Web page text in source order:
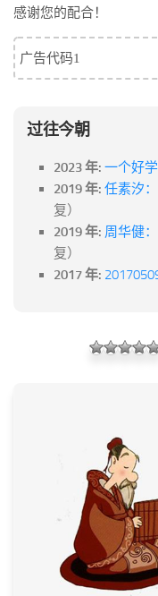
感谢您的配合！
广告代码1
过往今朝
2023 年: 一个好
2019 年: 任素汐
复）
2019 年: 周华健
复）
2017 年: